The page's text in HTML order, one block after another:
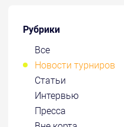
Рубрики
Все
Новости турниров
Статьи
Интервью
Пресса